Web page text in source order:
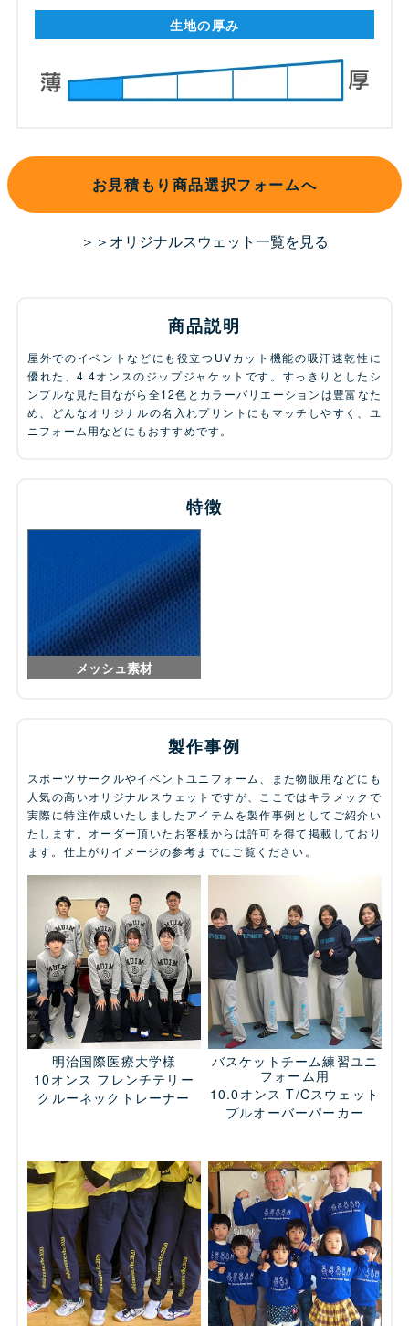
生地の厚み
お見積もり商品選択フォームへ
＞＞オリジナルスウェット一覧を見る
商品説明
屋外でのイベントなどにも役立つUVカット機能の吸汗速乾性に
優れた、4.4オンスのジップジャケットです。すっきりとしたシ
ンプルな見た目ながら全12色とカラーバリエーションは豊富なた
め、どんなオリジナルの名入れプリントにもマッチしやすく、ユ
ニフォーム用などにもおすすめです。
特徴
メッシュ素材
製作事例
スポーツサークルやイベントユニフォーム、また物販用などにも
人気の高いオリジナルスウェットですが、ここではキラメックで
実際に特注作成いたしましたアイテムを製作事例としてご紹介い
たします。オーダー頂いたお客様からは許可を得て掲載しており
ます。仕上がりイメージの参考までにご覧ください。
明治国際医療大学様
10オンス フレンチテリー
クルーネックトレーナー
バスケットチーム練習ユニ
フォーム用
10.0オンス T/Cスウェット
プルオーバーパーカー